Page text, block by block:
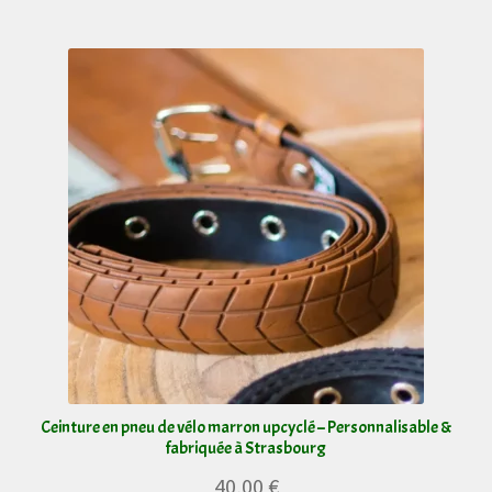
variations.
options
peuvent
être
choisies
sur
la
page
du
produit
Ceinture en pneu de vélo marron upcyclé – Personnalisable &
fabriquée à Strasbourg
40,00 €